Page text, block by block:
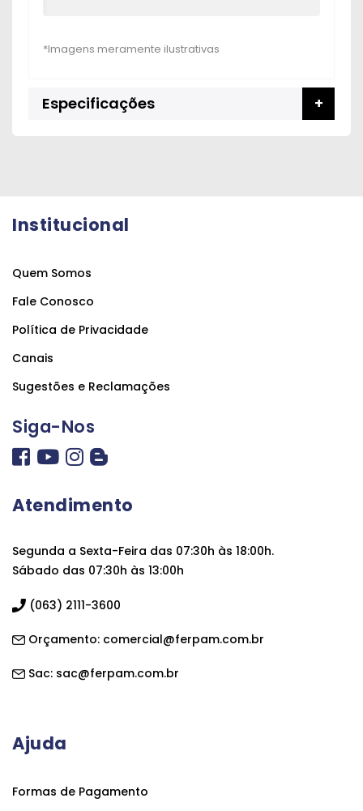
Especificações
Institucional
Quem Somos
Fale Conosco
Política de Privacidade
Canais
Sugestões e Reclamações
Siga-Nos
Atendimento
Segunda a Sexta-Feira das 07:30h às 18:00h.
Sábado das 07:30h às 13:00h
(063) 2111-3600
Orçamento: comercial@ferpam.com.br
Sac: sac@ferpam.com.br
Ajuda
Formas de Pagamento